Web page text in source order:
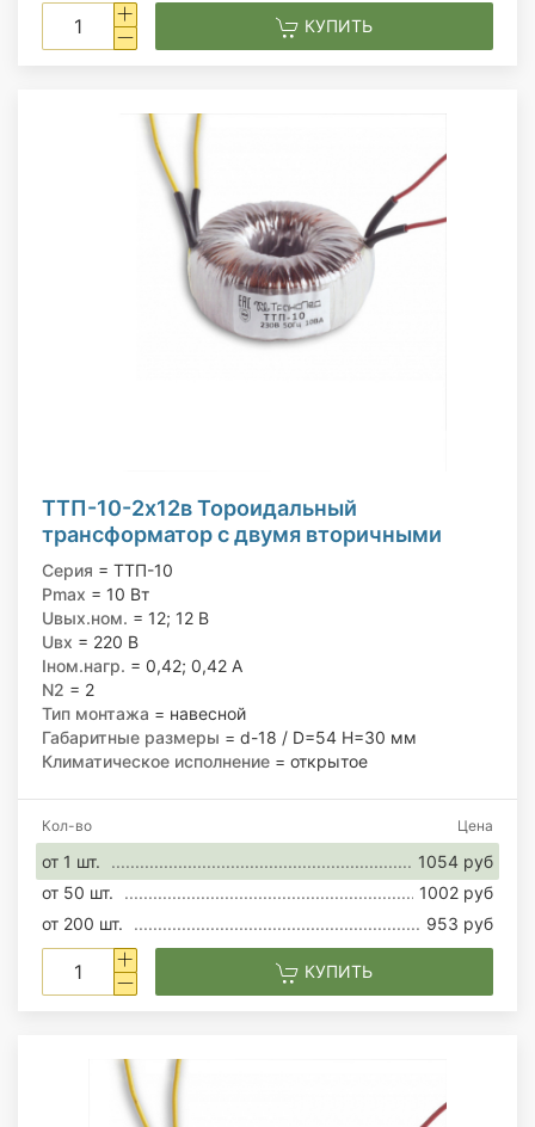
КУПИТЬ
ТТП-10-2х12в Тороидальный
трансформатор с двумя вторичными
обмотками, 220/12; 12 В, 10 Вт
Серия = ТТП-10
Pmax = 10 Вт
Uвых.ном. = 12; 12 В
Uвх = 220 В
Iном.нагр. = 0,42; 0,42 А
N2 = 2
Тип монтажа = навесной
Габаритные размеры = d-18 / D=54 H=30 мм
Климатическое исполнение = открытое
Кол-во Цена
от 1 шт.
1054 руб
от 50 шт.
1002 руб
от 200 шт.
953 руб
КУПИТЬ